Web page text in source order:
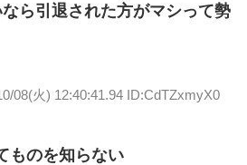
ら引退された方がマシって勢
08(火) 12:40:41.94 ID:CdTZxmyX0
ものを知らない